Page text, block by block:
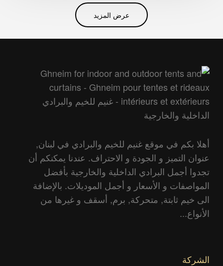
عرض المزيد
أهلا بكم في موقع غنيم للخيم والبرادي في لبنان,
عنوان التميز و الجودة و الاحتراف. عندنا يمكنكم أن
تجدوا أجمل البرادي الداخلية والخارجية بأفضل
المواصفات و الأسعار و أجمل الموديلات. بالإضافة
الى خيم ثابتة, متحركة, برم, أسقف و غيرها من
الأنواع...
الشركة